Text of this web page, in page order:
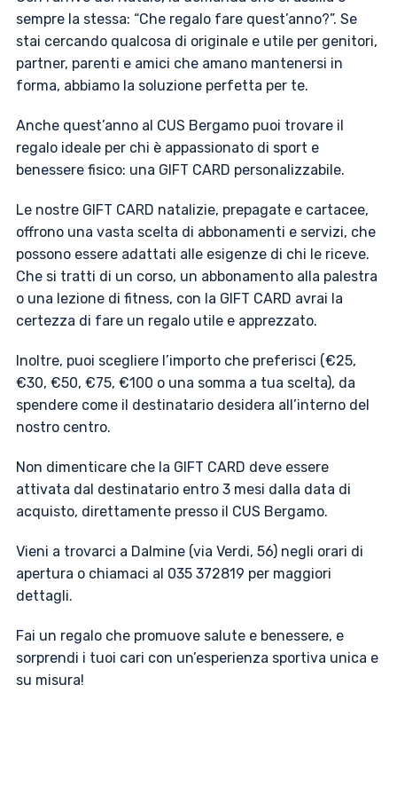
sempre la stessa: “Che regalo fare quest’anno?”. Se
stai cercando qualcosa di originale e utile per genitori,
partner, parenti e amici che amano mantenersi in
forma, abbiamo la soluzione perfetta per te.
Anche quest’anno al CUS Bergamo puoi trovare il
regalo ideale per chi è appassionato di sport e
benessere fisico: una GIFT CARD personalizzabile.
Le nostre GIFT CARD natalizie, prepagate e cartacee,
offrono una vasta scelta di abbonamenti e servizi, che
possono essere adattati alle esigenze di chi le riceve.
Che si tratti di un corso, un abbonamento alla palestra
o una lezione di fitness, con la GIFT CARD avrai la
certezza di fare un regalo utile e apprezzato.
Inoltre, puoi scegliere l’importo che preferisci (€25,
€30, €50, €75, €100 o una somma a tua scelta), da
spendere come il destinatario desidera all’interno del
nostro centro.
Non dimenticare che la GIFT CARD deve essere
attivata dal destinatario entro 3 mesi dalla data di
acquisto, direttamente presso il CUS Bergamo.
Vieni a trovarci a Dalmine (via Verdi, 56) negli orari di
apertura o chiamaci al 035 372819 per maggiori
dettagli.
Fai un regalo che promuove salute e benessere, e
sorprendi i tuoi cari con un’esperienza sportiva unica e
su misura!